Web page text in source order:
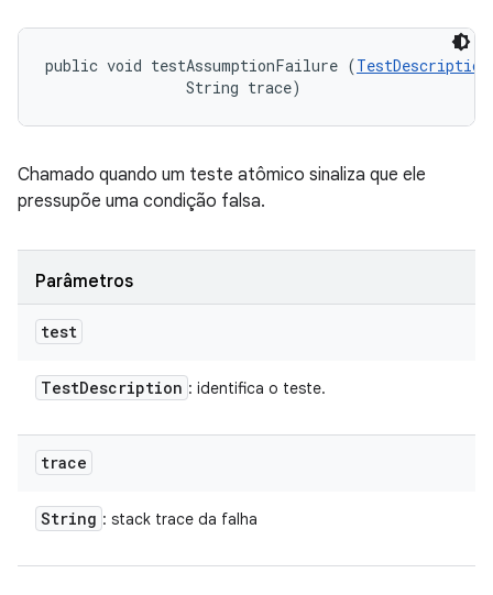
public void testAssumptionFailure (TestDescription
                String trace)
Chamado quando um teste atômico sinaliza que ele
pressupõe uma condição falsa.
Parâmetros
test
TestDescription : identifica o teste.
trace
String : stack trace da falha